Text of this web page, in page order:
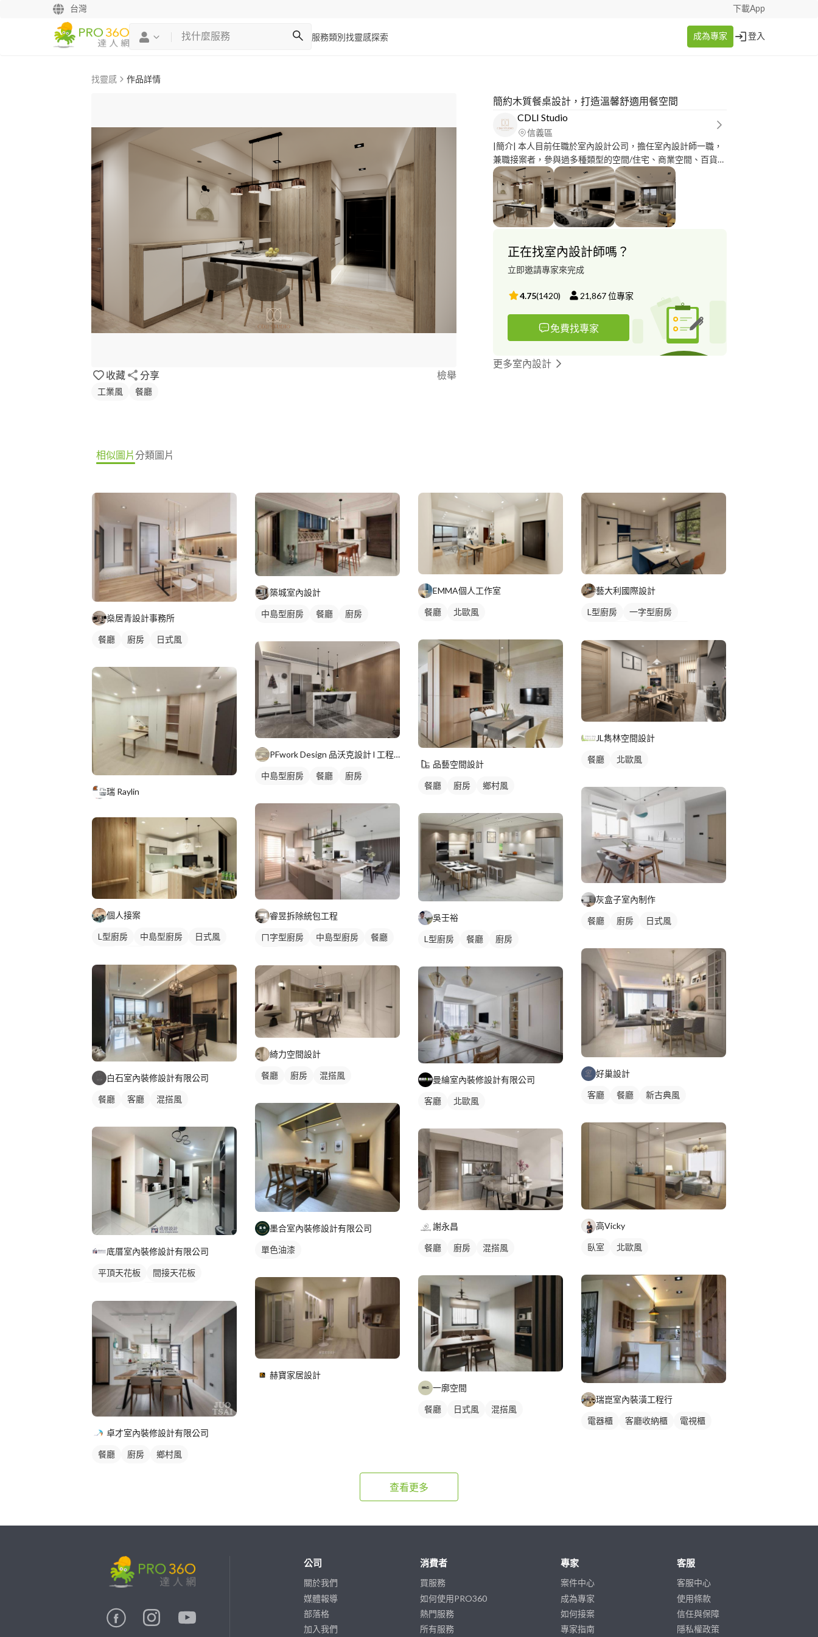
台灣 下載App
服務類別 找靈感探索 成為專家 登入
找靈感 作品詳情
收藏 分享 檢舉
工業風 餐廳
簡約木質餐桌設計，打造溫馨舒適用餐空間
CDLI Studio
信義區
|簡介| 本人目前任職於室內設計公司，擔任室內設計師一職，
兼職接案者，參與過多種類型的空間/住宅、商業空間、百貨專
櫃等. 通常作業時間會是利用下班後之空檔，希望除了在職工作
以外還能有更多的作品。 |專職項目|室內設計 主要以代繪室內
設計相關圖面為主， －施工圖面、3D建模、3D模型渲染－ 若
有空間規劃之需求也可討論配合 －現況丈量、空間規劃、圖面
繪製、工程發包－ |使用軟體| 2D圖面:AutoCAD 3D圖
染實際案例作品，更多作品，歡迎私訊索取. 單純為個人兼職，
故配合相當彈性，價格好談，都可以依照預算做調整，少量、
正在找室內設計師嗎？
立即邀請專家來完成
4.75(1420) 21,867位專家
免費找專家
更多室內設計
相似圖片分類圖片
燊居青設計事務所
餐廳 廚房 日式風
瑞 Raylin
個人接案
L型廚房 中島型廚房
日式風
白石室內裝修設計有限公司
餐廳 客廳 混搭風
底厝室內裝修設計有限公司
平頂天花板
間接天花板
卓才室內裝修設計有限公司
餐廳 廚房 鄉村風
築城室內設計
中島型廚房 餐廳 廚房
PFwork Design 品沃克設計 l 工程 安信建築經理屢約保證
中島型廚房 餐廳 廚房
睿昱拆除統包工程
ㄇ字型廚房 中島型廚房
餐廳
綺力空間設計
餐廳 廚房 混搭風
墨合室內裝修設計有限公司
單色油漆
赫寶家居設計
EMMA個人工作室
餐廳 北歐風
品藝空間設計
餐廳 廚房 鄉村風
吳壬裕
L型廚房 餐廳 廚房
曼綸室內裝修設計有限公司
客廳 北歐風
謝永昌
餐廳 廚房 混搭風
一廓空間
餐廳 日式風 混搭風
藝大利國際設計
L型廚房
一字型廚房
JL雋林空間設計
餐廳 北歐風
灰盒子室內制作
餐廳 廚房 日式風
好巢設計
客廳 餐廳 新古典風
高Vicky
臥室 北歐風
瑞崑室內裝潢工程行
電器櫃 客廳收納櫃 電視櫃
查看更多
公司
關於我們
媒體報導
部落格
加入我們
消費者
買服務
如何使用PRO360
熱門服務
所有服務
專家
案件中心
成為專家
如何接案
專家指南
客服
客服中心
使用條款
信任與保障
隱私權政策